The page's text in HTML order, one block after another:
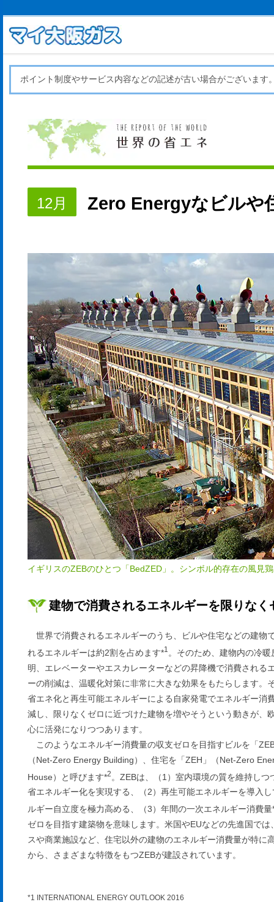
ポイント制度やサービス内容などの記述が古い場合がございます
12月 Zero Energyなビルや
イギリスのZEBのひとつ「BedZED」。シンボル的存在の風見
建物で消費されるエネルギーを限りなく
世界で消費されるエネルギーのうち、ビルや住宅などの建物
れるエネルギーは約2割を占めます*1 。そのため、建物内の冷暖
明、エレベーターやエスカレーターなどの昇降機で消費される
ーの削減は、温暖化対策に非常に大きな効果をもたらします。
省エネ化と再生可能エネルギーによる自家発電でエネルギー消
減し、限りなくゼロに近づけた建物を増やそうという動きが、
心に活発になりつつあります。
このようなエネルギー消費量の収支ゼロを目指すビルを「
（Net-Zero Energy Building）、住宅を「ZEH」（Net-Zero
House）と呼びます*2 。ZEBは、（1）室内環境の質を維持しつ
省エネルギー化を実現する、（2）再生可能エネルギーを導入
ルギー自立度を極力高める、（3）年間の一次エネルギー消費量
ゼロを目指す建築物を意味します。米国やEUなどの先進国では
スや商業施設など、住宅以外の建物のエネルギー消費量が特に
から、さまざまな特徴をもつZEBが建設されています。
*1 INTERNATIONAL ENERGY OUTLOOK 2016